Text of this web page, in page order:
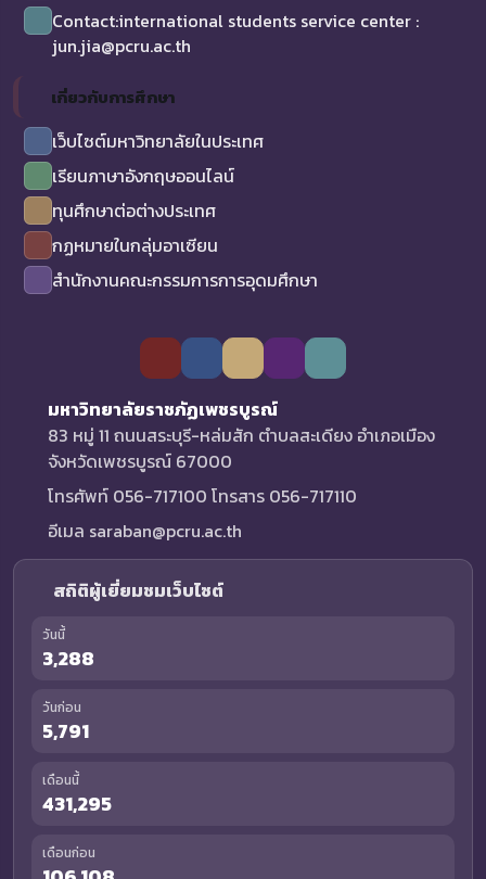
Contact:international students service center :
jun.jia@pcru.ac.th
เกี่ยวกับการศึกษา
เว็บไซต์มหาวิทยาลัยในประเทศ
เรียนภาษาอังกฤษออนไลน์
ทุนศึกษาต่อต่างประเทศ
กฏหมายในกลุ่มอาเซียน
สำนักงานคณะกรรมการการอุดมศึกษา
มหาวิทยาลัยราชภัฏเพชรบูรณ์
83 หมู่ 11 ถนนสระบุรี-หล่มสัก ตำบลสะเดียง อำเภอเมือง
จังหวัดเพชรบูรณ์ 67000
โทรศัพท์ 056-717100 โทรสาร 056-717110
อีเมล saraban@pcru.ac.th
สถิติผู้เยี่ยมชมเว็บไซต์
วันนี้
3,288
วันก่อน
5,791
เดือนนี้
431,295
เดือนก่อน